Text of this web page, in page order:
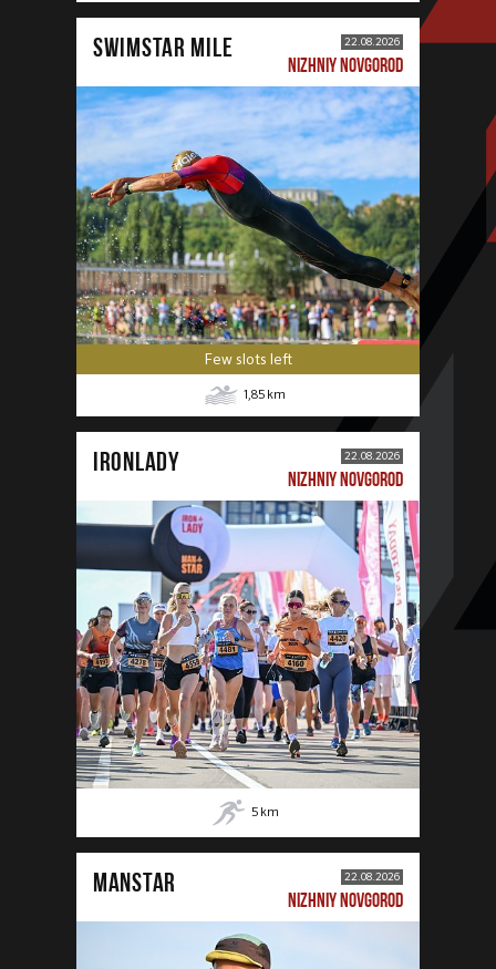
SWIMSTAR MILE 22.08.2026
NIZHNIY NOVGOROD
Few slots left
1,85 km
IRONLADY 22.08.2026
NIZHNIY NOVGOROD
5 km
MANSTAR 22.08.2026
NIZHNIY NOVGOROD